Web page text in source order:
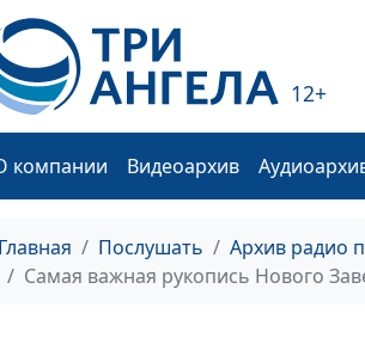
12+
компании Видеоархив
Главная Послушать Архив радио
Самая важная рукопись Нового